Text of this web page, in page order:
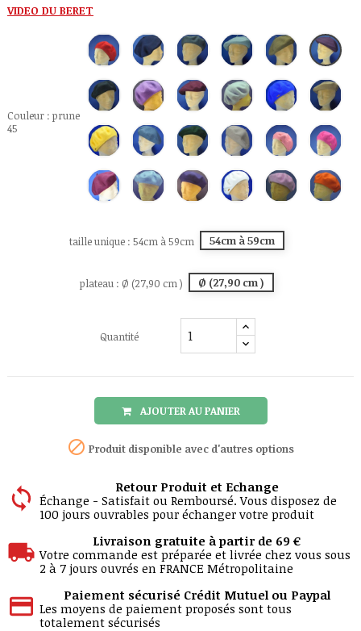
VIDEO DU BERET
Couleur : prune
45
hermes
50
bleu
marine
5
gris
souris
61
bleu
glacé
74
kaki
66
prune
45
anthracite
15
violet
1
grenat
64
bleu
ciel
2
bleu
royal
68
camel
6
moutarde
79
gris
perle
13
vert
sapin
62
sable
77
rose
poudré
78
cerise
14
vin
4
bleu
75
bleu
electrique
67
naturel
42
rose
51
orange
80
taille unique : 54cm à 59cm 54cm à 59cm
plateau : Ø (27,90 cm ) Ø (27,90 cm )
Quantité
AJOUTER AU PANIER
 Produit disponible avec d'autres options
Retour Produit et Echange
Échange - Satisfait ou Remboursé. Vous disposez de
100 jours ouvrables pour échanger votre produit
Livraison gratuite à partir de 69 €
Votre commande est préparée et livrée chez vous sous
2 à 7 jours ouvrés en FRANCE Métropolitaine
Paiement sécurisé Crédit Mutuel ou Paypal
Les moyens de paiement proposés sont tous
totalement sécurisés